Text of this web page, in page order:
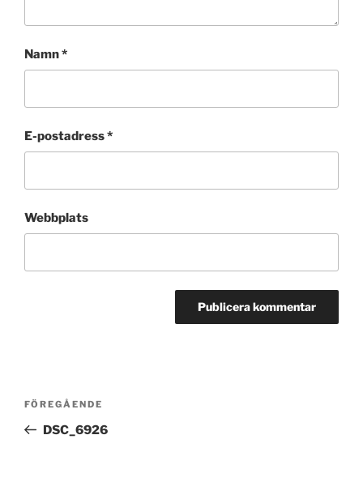
Namn*
E-postadress*
Webbplats
Inläggsnavigering
Föregående
inlägg
FÖREGÅENDE
DSC_6926